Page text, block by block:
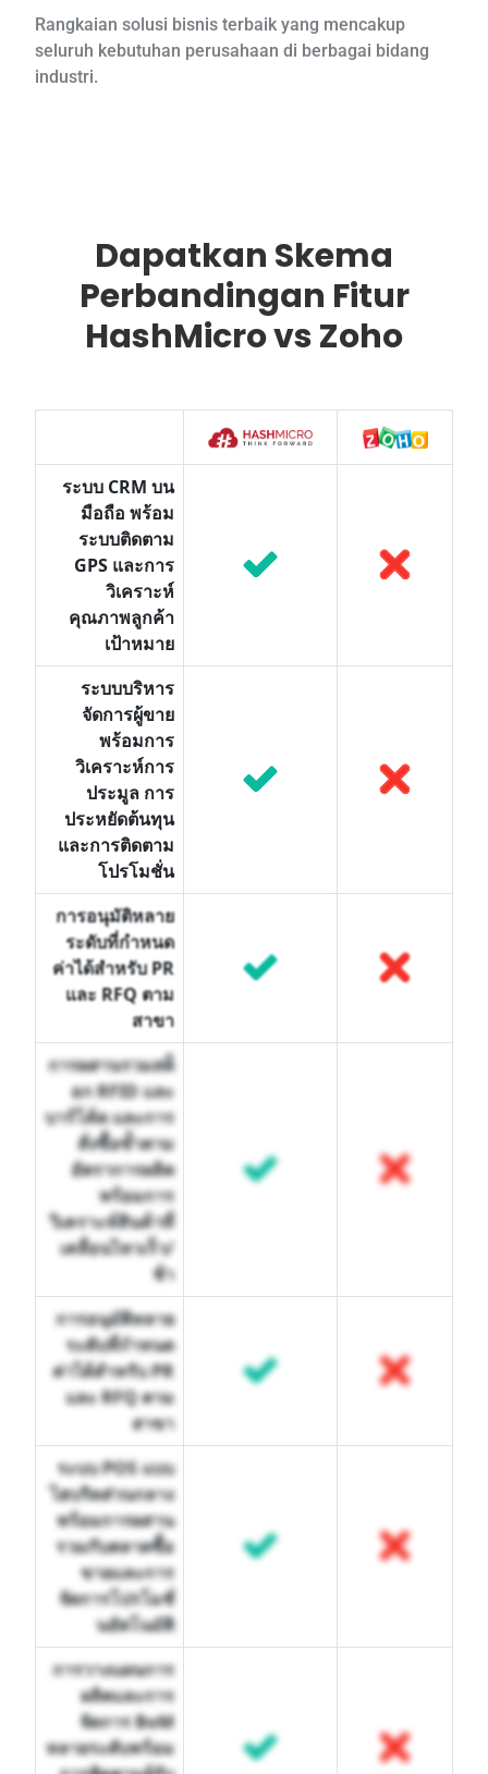
Rangkaian solusi bisnis terbaik yang mencakup
seluruh kebutuhan perusahaan di berbagai bidang
industri.
Dapatkan Skema
Perbandingan Fitur
HashMicro vs Zoho
ระบบ CRM บน
มือถือ พร้อม
ระบบติดตาม
GPS และการ
วิเคราะห์
คุณภาพลูกค้า
เป้าหมาย
ระบบบริหาร
จัดการผู้ขาย
พร้อมการ
วิเคราะห์การ
ประมูล การ
ประหยัดต้นทุน
และการติดตาม
โปรโมชั่น
การอนุมัติหลาย
ระดับที่กำหนด
ค่าได้สำหรับ PR
และ RFQ ตาม
สาขา
การผสานรวมสต็
อก RFID และ
บาร์โค้ด และการ
สั่งซื้อซ้ำตาม
อัตราการผลิต
พร้อมการ
วิเคราะห์สินค้าที่
เคลื่อนไหวเร็ว/
ช้า
การอนุมัติหลาย
ระดับที่กำหนด
ค่าได้สำหรับ PR
และ RFQ ตาม
สาขา
ระบบ POS แบบ
ไฮบริดส่วนกลาง
พร้อมการผสาน
รวมกับตลาดซื้อ
ขายและการ
จัดการโปรโมชั่
นอัตโนมัติ
การวางแผนการ
ผลิตและการ
จัดการ BoM
หลายระดับพร้อม